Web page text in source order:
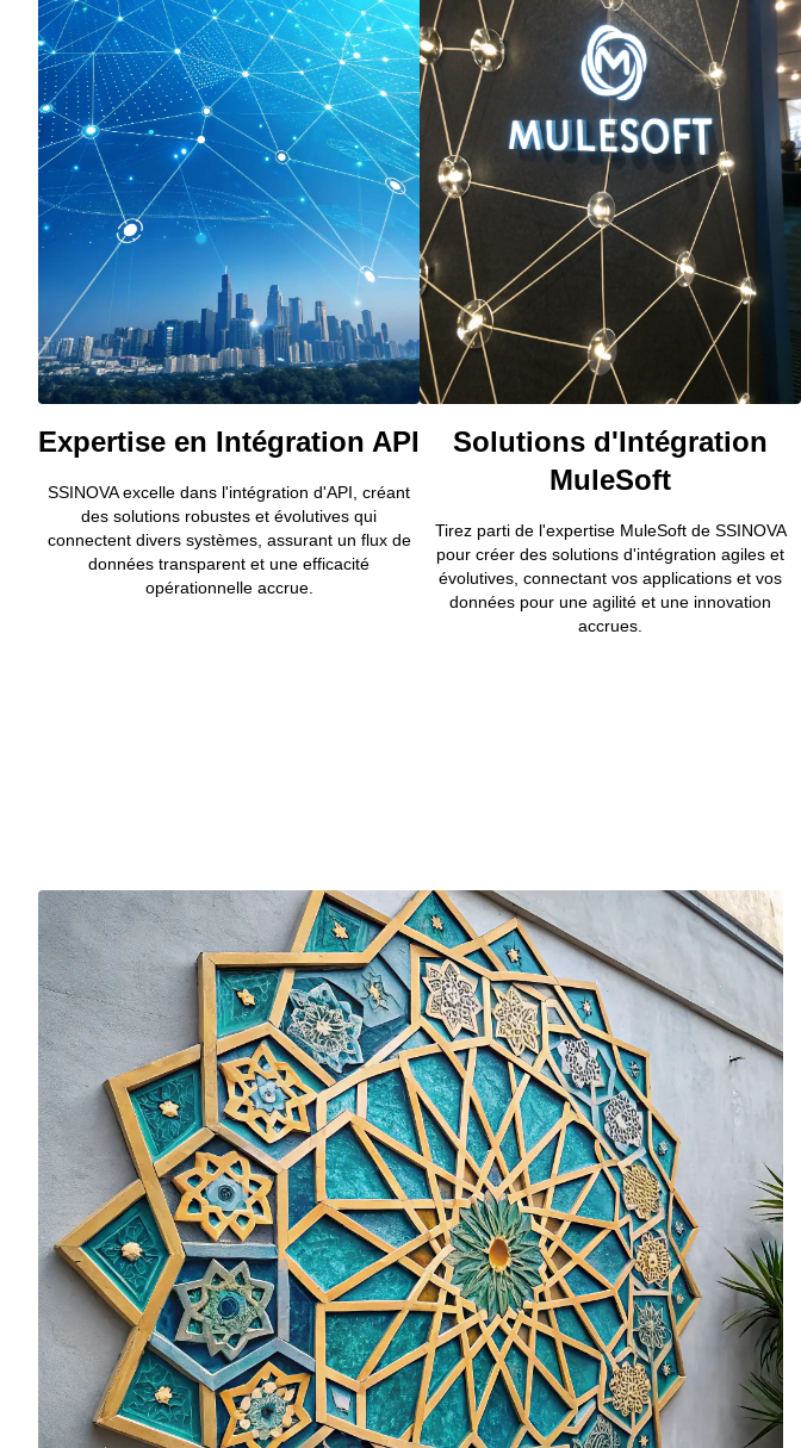
Expertise en Intégration API
SSINOVA excelle dans l'intégration d'API, créant
des solutions robustes et évolutives qui
connectent divers systèmes, assurant un flux de
données transparent et une efficacité
opérationnelle accrue.
Solutions d'Intégration
MuleSoft
Tirez parti de l'expertise MuleSoft de SSINOVA
pour créer des solutions d'intégration agiles et
évolutives, connectant vos applications et vos
données pour une agilité et une innovation
accrues.